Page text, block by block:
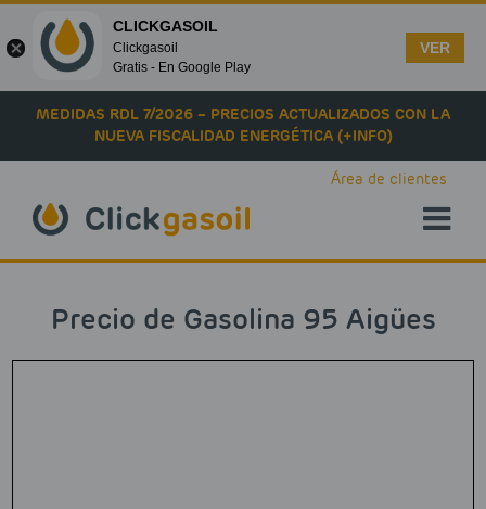
Skip to main content
MEDIDAS RDL 7/2026 – PRECIOS ACTUALIZADOS CON LA
NUEVA FISCALIDAD ENERGÉTICA (+INFO)
Área de clientes
Precio de Gasolina 95 Aigües
CLICKGASOIL
Clickgasoil
Gratis - En Google Play
VER